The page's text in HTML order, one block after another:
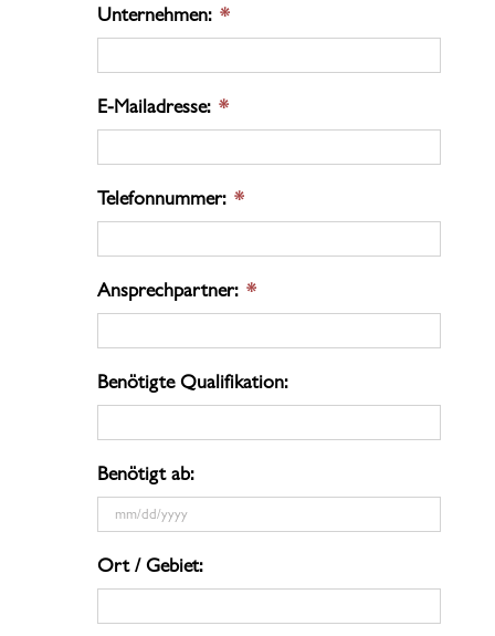
Unternehmen: *
E-Mailadresse: *
Telefonnummer: *
Ansprechpartner: *
Benötigte Qualifikation:
Benötigt ab:
Schrägstrich
Ort / Gebiet: